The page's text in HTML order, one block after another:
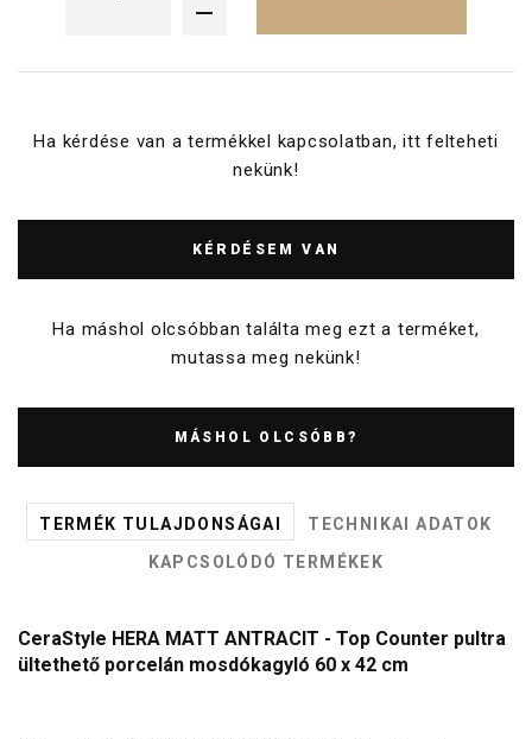
Ha kérdése van a termékkel kapcsolatban, itt felteheti
nekünk!
KÉRDÉSEM VAN
Ha máshol olcsóbban találta meg ezt a terméket,
mutassa meg nekünk!
MÁSHOL OLCSÓBB?
TERMÉK TULAJDONSÁGAI
TECHNIKAI ADATOK
KAPCSOLÓDÓ TERMÉKEK
CeraStyle HERA MATT ANTRACIT - Top Counter pultra
ültethető porcelán mosdókagyló 60 x 42 cm